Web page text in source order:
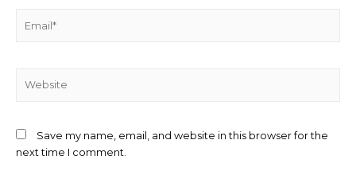
Save my name, email, and website in this browser for the
next time I comment.